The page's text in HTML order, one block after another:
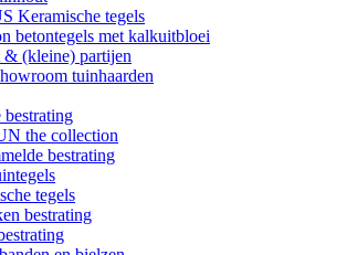
Keramische tegels
betontegels met kalkuitbloei
& (kleine) partijen
tuinhaarden
bestrating
the collection
bestrating
tegels
bestrating